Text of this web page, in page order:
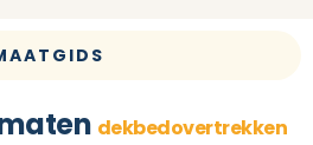
dekbedovertrekken